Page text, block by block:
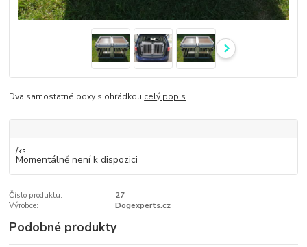
Dva samostatné boxy s ohrádkou celý popis
/ks
Momentálně není k dispozici
Číslo produktu:
27
Výrobce:
Dogexperts.cz
Podobné produkty